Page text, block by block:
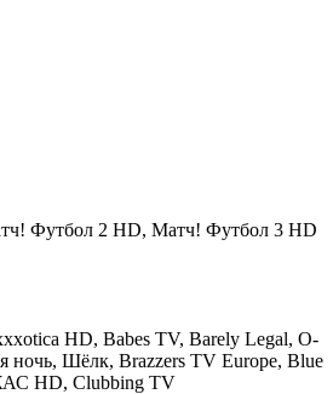
Футбол 2 HD, Матч! Футбол 3 HD
HD, Babes TV, Barely Legal, O-
ночь, Шёлк, Brazzers TV Europe, Blue
HD, Clubbing TV